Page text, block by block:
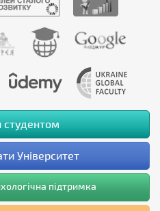
студентом
Університет
підтримка